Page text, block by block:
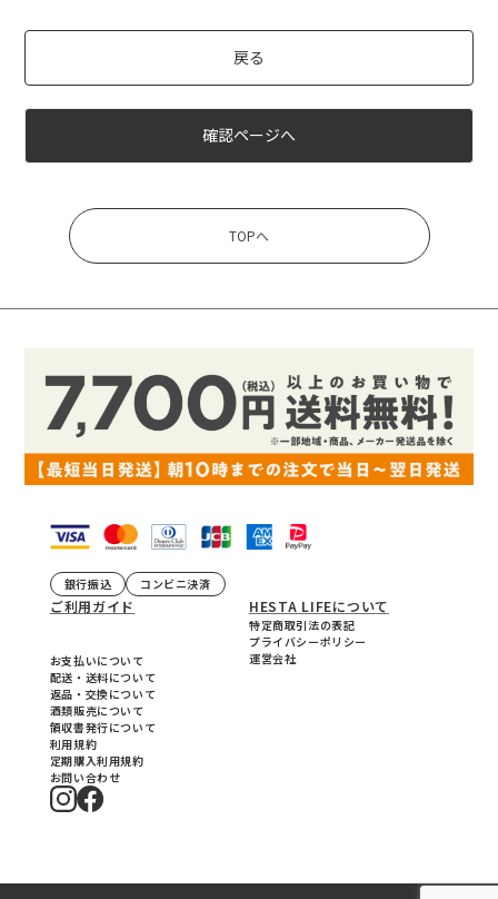
戻る
確認ページへ
TOPへ
銀行振込 コンビニ決済
ご利用ガイド
お支払いについて
配送・送料について
返品・交換について
酒類販売について
領収書発行について
利用規約
定期購入利用規約
お問い合わせ
HESTA LIFEについて
特定商取引法の表記
プライバシーポリシー
運営会社